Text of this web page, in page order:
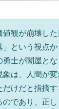
観が崩壊し
という視点
士が闇屋と
は、人間が
だけだと指摘
であり、正